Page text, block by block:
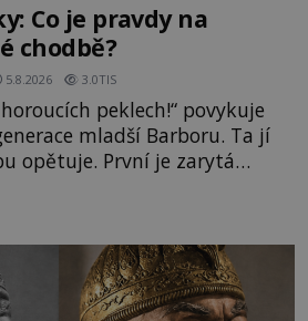
Co je pravdy na
chodbě?
5.8.2026 3.0TIS
peklech!“ povykuje
mladší Barboru. Ta jí
opětuje. První je zarytá
kališnice. A každá z
z věží slavného hradu
boje. Za manželku má